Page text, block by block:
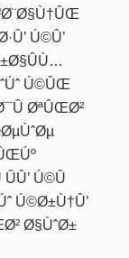
Ú©Û’
Ú©ÛŒ
ØªÛŒØ²
Ú©Û
Ú©Ø±Ù†Û’
Ø§ÙˆØ±